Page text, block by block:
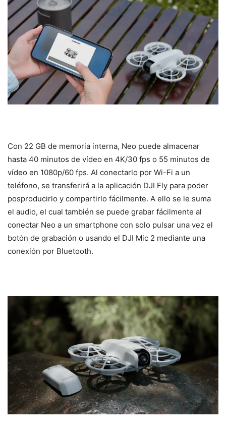
Con 22 GB de memoria interna, Neo puede almacenar
hasta 40 minutos de vídeo en 4K/30 fps o 55 minutos de
vídeo en 1080p/60 fps. Al conectarlo por Wi-Fi a un
teléfono, se transferirá a la aplicación DJI Fly para poder
posproducirlo y compartirlo fácilmente. A ello se le suma
el audio, el cual también se puede grabar fácilmente al
conectar Neo a un smartphone con solo pulsar una vez el
botón de grabación o usando el DJI Mic 2 mediante una
conexión por Bluetooth.